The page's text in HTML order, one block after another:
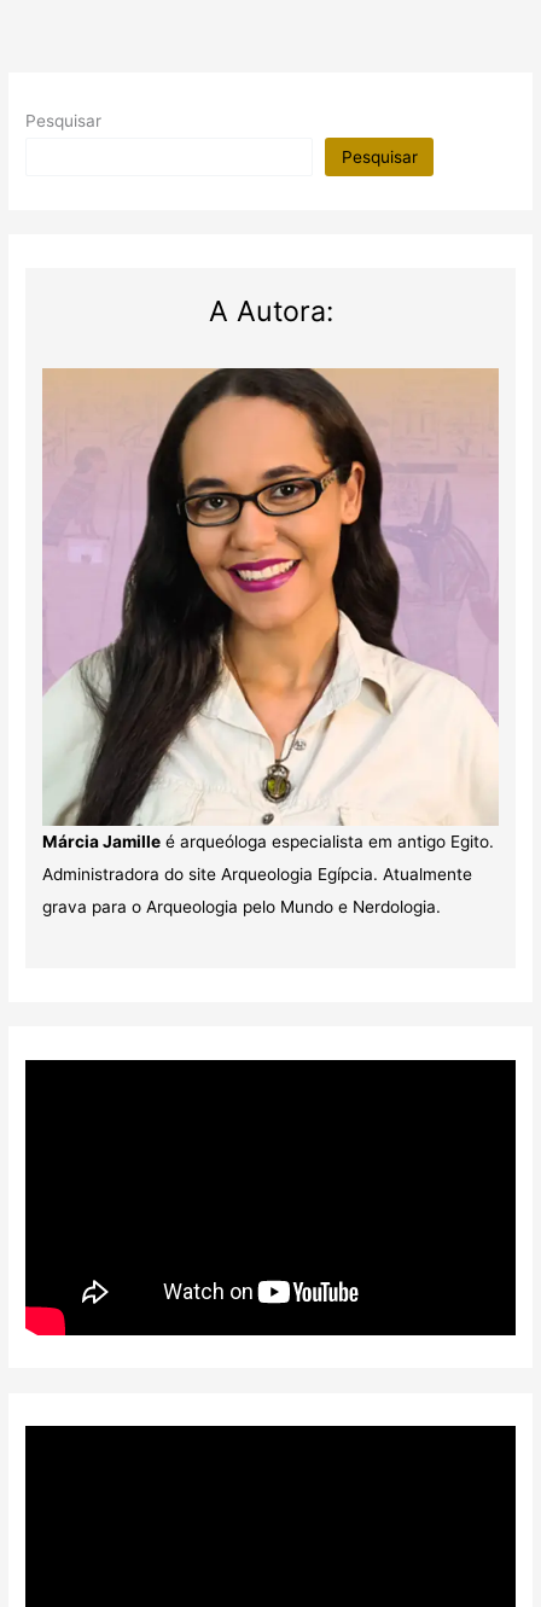
Pesquisar
Pesquisar
A Autora:
Márcia Jamilleé arqueóloga especialista em antigo Egito.
Administradora do site Arqueologia Egípcia. Atualmente
grava para o Arqueologia pelo Mundo e Nerdologia.